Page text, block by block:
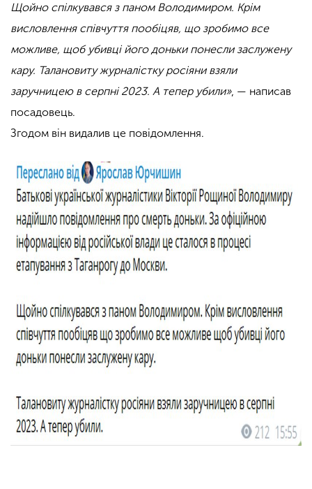
Щойно спілкувався з паном Володимиром. Крім
висловлення співчуття пообіцяв, що зробимо все
можливе, щоб убивці його доньки понесли заслужену
кару. Талановиту журналістку росіяни взяли
заручницею в серпні 2023. А тепер убили», — написав
посадовець.
Згодом він видалив це повідомлення.